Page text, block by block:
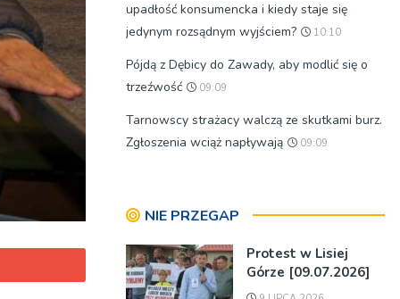
upadłość konsumencka i kiedy staje się
jedynym rozsądnym wyjściem?
10:10
Pójdą z Dębicy do Zawady, aby modlić się o
trzeźwość
09:09
Tarnowscy strażacy walczą ze skutkami burz.
Zgłoszenia wciąż napływają
09:09
NIE PRZEGAP
Protest w Lisiej
Górze [09.07.2026]